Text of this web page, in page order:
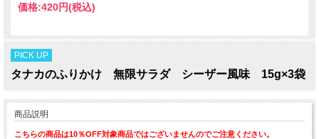
価格:420円(税込)
PICK UP
タナカのふりかけ 無限サラダ シーザー風味 15g×3袋
商品説明
こちらの商品は10％OFF対象商品ではございませんのでご注意ください。